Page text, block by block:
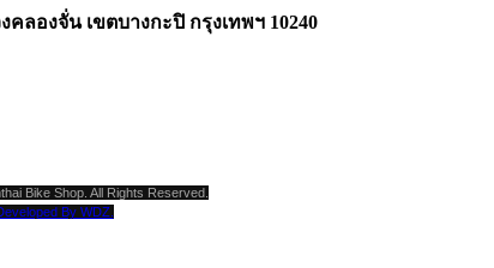
ลองจั่น เขตบางกะปิ กรุงเทพฯ 10240
Bike Shop. All Rights Reserved.
By WDZ.